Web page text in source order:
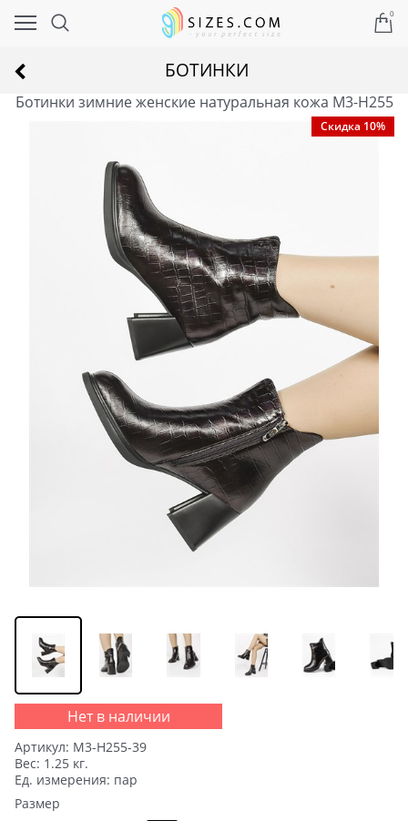
0
БОТИНКИ
Ботинки зимние женские натуральная кожа M3-H255
Скидка 10%
Нет в наличии
Артикул: M3-H255-39
Вес: 1.25 кг.
Ед. измерения: пар
Размер